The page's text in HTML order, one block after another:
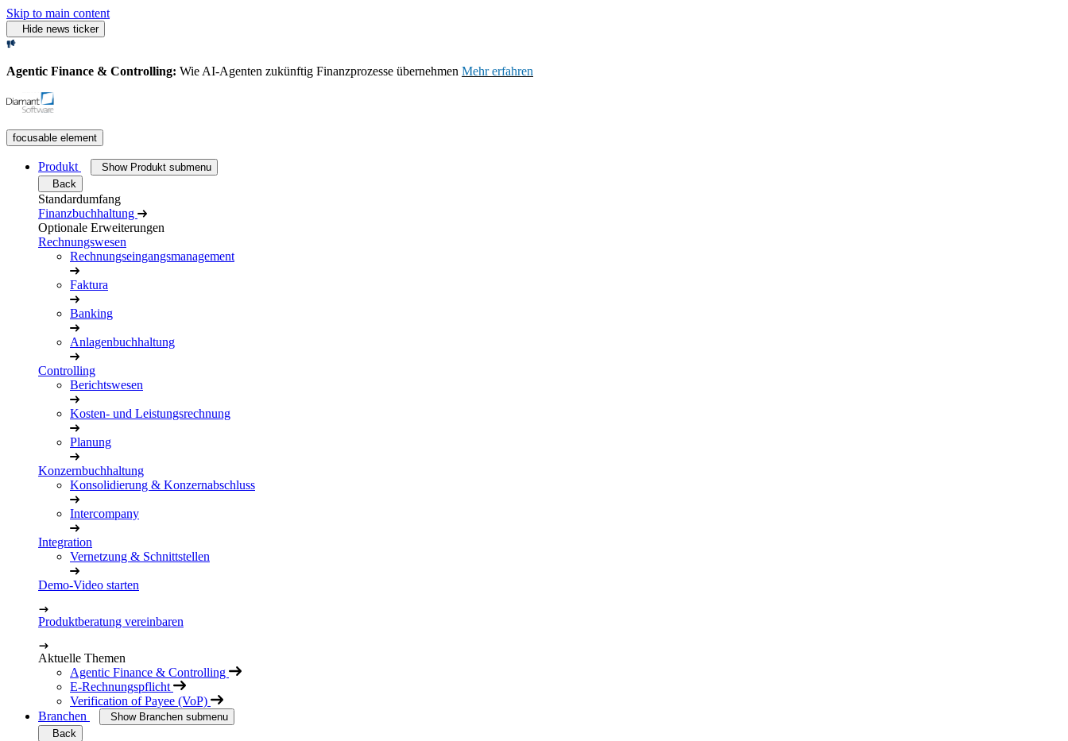
Skip to main content
Hide news ticker
Agentic Finance & Controlling: Wie AI‑Agenten zukünftig Finanzprozesse übernehmen Mehr erfahren
focusable element
Produkt
Show Produkt submenu
Back
Standardumfang
Finanzbuchhaltung
Optionale Erweiterungen
Rechnungswesen
Rechnungseingangsmanagement
Faktura
Banking
Anlagenbuchhaltung
Controlling
Berichtswesen
Kosten- und Leistungsrechnung
Planung
Konzernbuchhaltung
Konsolidierung & Konzernabschluss
Intercompany
Integration
Vernetzung & Schnittstellen
Demo-Video starten
Produktberatung vereinbaren
Aktuelle Themen
Agentic Finance & Controlling
E-Rechnungspflicht
Verification of Payee (VoP)
Branchen
Show Branchen submenu
Back